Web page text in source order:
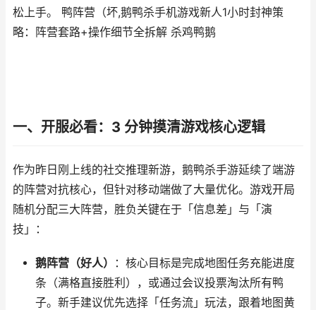
松上手。​ 鸭阵营（坏,鹅鸭杀手机游戏新人1小时封神策
略：阵营套路+操作细节全拆解 杀鸡鸭鹅
一、开服必看：3 分钟摸清游戏核心逻辑​
作为昨日刚上线的社交推理新游，鹅鸭杀手游延续了端游
的阵营对抗核心，但针对移动端做了大量优化。游戏开局
随机分配三大阵营，胜负关键在于「信息差」与「演
技」：​
鹅阵营（好人）
：核心目标是完成地图任务充能进度
条（满格直接胜利），或通过会议投票淘汰所有鸭
子。新手建议优先选择「任务流」玩法，跟着地图黄